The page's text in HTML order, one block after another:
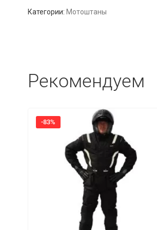
Категории: Мотоштаны
Рекомендуем
-83%